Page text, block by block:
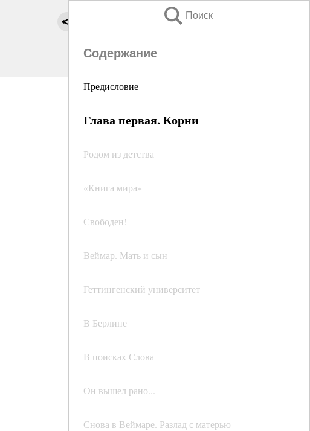
Поиск
Содержание
Предисловие
Глава первая. Корни
Родом из детства
«Книга мира»
Свободен!
Веймар. Мать и сын
Геттингенский университет
В Берлине
В поисках Слова
Он вышел рано...
Снова в Веймаре. Разлад с матерью